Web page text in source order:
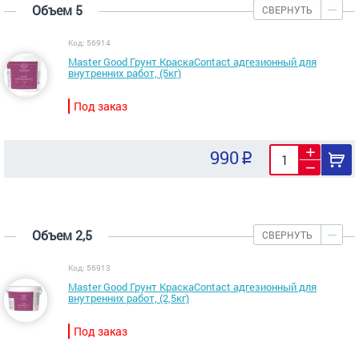
Объем 5 СВЕРНУТЬ
Код: 56914
Master Good Грунт КраскаContact адгезионный для
внутренних работ, (5кг)
Под заказ
990
Объем 2,5 СВЕРНУТЬ
Код: 56913
Master Good Грунт КраскаContact адгезионный для
внутренних работ, (2,5кг)
Под заказ